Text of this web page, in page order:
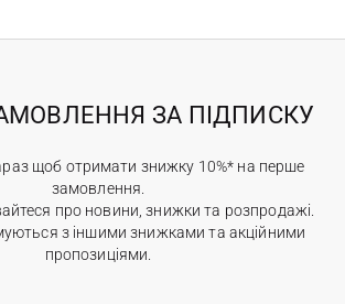
ЗА ПІДПИСКУ
щоб отримати знижку 10%* на перше
замовлення.
про новини, знижки та розпродажі.
з іншими знижками та акційними
пропозиціями.